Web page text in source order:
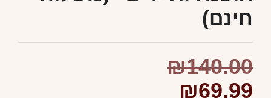
חינם)
₪140.00
₪69.99